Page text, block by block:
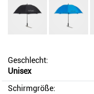
Geschlecht:
Unisex
Schirmgröße: